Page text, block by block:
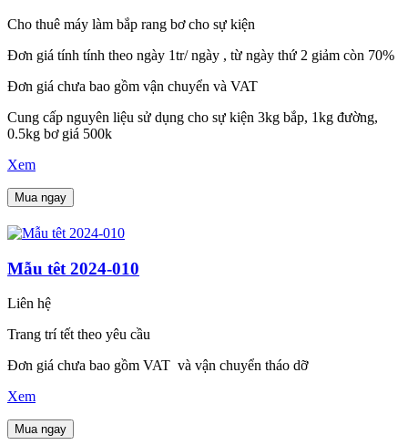
Cho thuê máy làm bắp rang bơ cho sự kiện
Đơn giá tính tính theo ngày 1tr/ ngày , từ ngày thứ 2 giảm còn 70%
Đơn giá chưa bao gồm vận chuyển và VAT
Cung cấp nguyên liệu sử dụng cho sự kiện 3kg bắp, 1kg đường,
0.5kg bơ giá 500k
Xem
Mua ngay
Mẫu têt 2024-010
Liên hệ
Trang trí tết theo yêu cầu
Đơn giá chưa bao gồm VAT và vận chuyển tháo dỡ
Xem
Mua ngay